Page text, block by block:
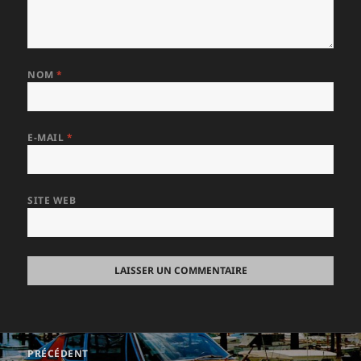
NOM*
E-MAIL *
SITE WEB
Navigation
PRÉCÉDENT